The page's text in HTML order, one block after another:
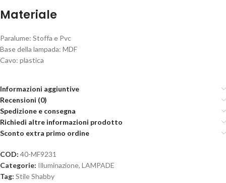
Materiale
Paralume: Stoffa e Pvc
Base della lampada: MDF
Cavo: plastica
Informazioni aggiuntive
Recensioni (0)
Spedizione e consegna
Richiedi altre informazioni prodotto
Sconto extra primo ordine
COD: 40-MF9231
Categorie: Illuminazione, LAMPADE
Tag: Stile Shabby